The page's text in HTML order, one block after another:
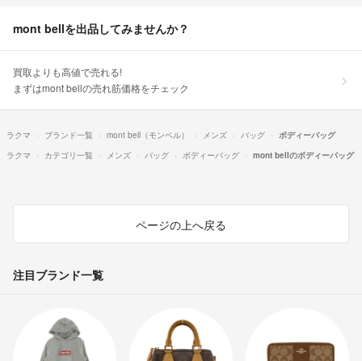
mont bellを出品してみませんか？
買取よりも高値で売れる!
まずはmont bellの売れ筋価格をチェック
ラクマ ブランド一覧 mont bell（モンベル） メンズ バッグ
ボディーバッグ
ラクマ
カテゴリ一覧 メンズ バッグ ボディーバッグ mont bellのボディーバッグ
ページの上へ戻る
注目ブランド一覧